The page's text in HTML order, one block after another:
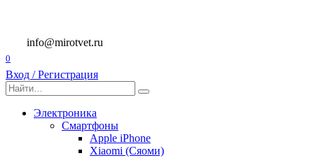
содержанию
info@mirotvet.ru
0
Вход / Регистрация
Search
for:
Электроника
Смартфоны
Apple iPhone
Xiaomi (Сяоми)